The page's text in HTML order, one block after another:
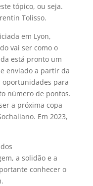
tópico, ou seja.
Tolisso.
em Lyon,
vai ser como o
está pronto um
enviado a partir da
oportunidades para
número de pontos.
a próxima copa
Em 2023,
a solidão e a
conhecer o